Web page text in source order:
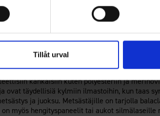
Tillåt urval
ja miksi se on niin
kaulasta, ja sitä käytetään pääasiassa
metsästys, vaellus, moottoripyöräily ja
varusteen kaikille, jotka oleskelevat
Kuinka valitset oikean
kankaisiin kuten polyesteriin ja
täydellisiä kylmiin ilmastoihin, kun taas
ja juoksu. Metsästäjille on tarjolla
myös hengityspaneelit tai aukot silmälaseille